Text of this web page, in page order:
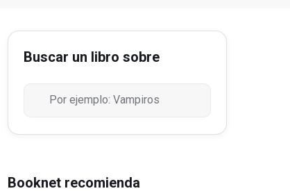
Buscar un libro sobre
Booknet recomienda